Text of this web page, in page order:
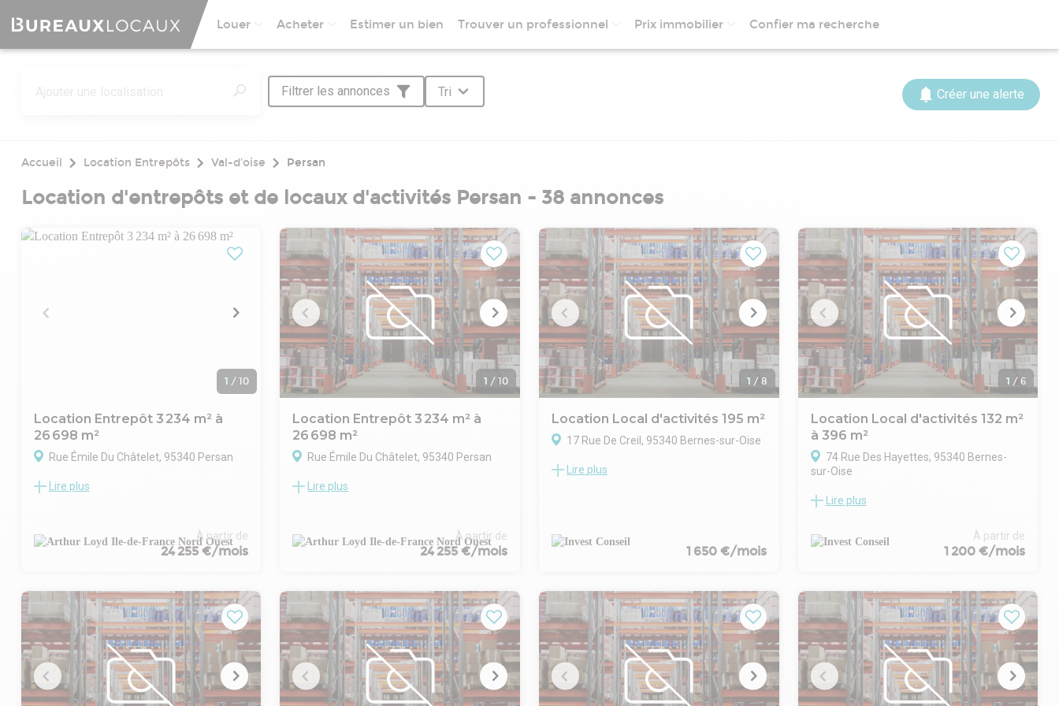
Louer Acheter Estimer un bien Trouver un professionnel Prix immobilier Confier ma recherche
Filtrer les annonces Tri Créer une alerte
Accueil Location Entrepôts Val-d'oise Persan
Location d'entrepôts et de locaux d'activités Persan - 38 annonces
1 /10
Location Entrepôt 3 234 m² à
26 698 m²
Rue Émile Du Châtelet, 95340 Persan
Ce nouveau parc d'activité et de stockage
offrant ainsi une grande flexibilité pour vos
projets. Idéalement situé en entrée de ville,
et à plusieurs lignes de bus, facilitant les
déplacements des collaborateurs et des
visiteurs.
Le site entièrement clôturé avec portails
coulissants garantit une sécurité optimale.
Il dispose de 100 places de parking VL,
d'une cour camion de 54 m de façade à
Lire plus
À partir de
24 255 €/mois
1 / 10
Location Entrepôt 3 234 m² à
26 698 m²
Rue Émile Du Châtelet, 95340 Persan
Découvrez ce nouveau parc d'activité et de
en entrée de ville, à proximité immédiate
de l'autoroute A16, de la gare SNCF (ligne
Le site propose une surface totale de 26
698 m², divisible à partir de 3 234 m²,
offrant ainsi une grande flexibilité
d'aménagement selon vos besoins. Il
garantit un accès optimal pour les
véhicules légers et poids lourds, tout en
assurant des conditions de sécurité et de
Lire plus
À partir de
24 255 €/mois
1 / 8
Location Local d'activités 195 m²
17 Rue De Creil, 95340 Bernes-sur-Oise
INVEST CONSEIL vous propose à la location
- Petite surface polyvalente
- 6 places de parking
- Grande surface de stockage
- Porte sectionnelle 4m de haut
- Type de bail : Commercial
- Durée : 3-6-9 ans
- Fiscalité : TVA
- Indice : ILAT
- Indexation : Annuelle, date prise effet
Lire plus
1 650 €/mois
1 /6
Location Local d'activités 132 m²
à 396 m²
74 Rue Des Hayettes, 95340 Bernes-
sur-Oise
INVEST CONSEIL vous propose à la location
à partir de 132 m², situés à BERNES SUR
OISE.
- Spécial artisans
- Locaux neufs
- Site clos
- Parking
- Rare sur le secteur
- Type de bail : 3/6/9 ans ou dérogatoire
- Fiscalité : TVA
Lire plus
À partir de
1 200 €/mois